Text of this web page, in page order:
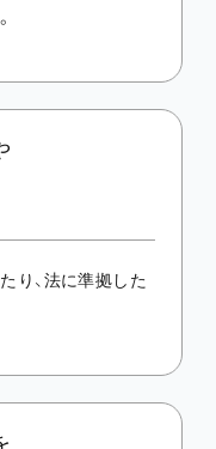
り、法に準拠した